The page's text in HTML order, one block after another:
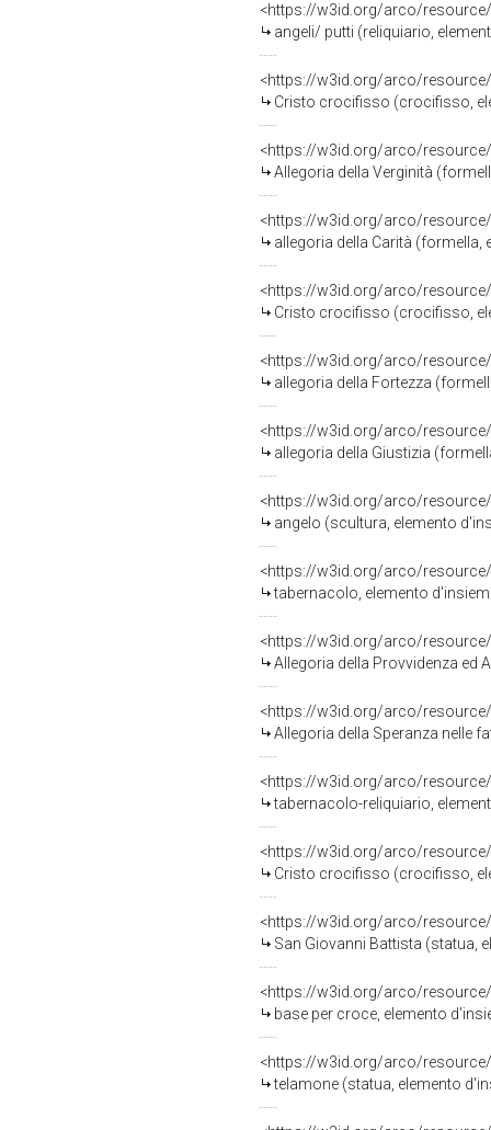
<https://w3id.org/arco/
angeli/ putti (reliquiario,
<https://w3id.org/arco/
Cristo crocifisso (crocifisso,
<https://w3id.org/arco/
Allegoria della Verginità
<https://w3id.org/arco/
allegoria della Carità (formella,
<https://w3id.org/arco/
Cristo crocifisso (crocifisso,
<https://w3id.org/arco/
allegoria della Fortezza
<https://w3id.org/arco/
allegoria della Giustizia
<https://w3id.org/arco/
angelo (scultura, elemento
<https://w3id.org/arco/
tabernacolo, elemento
<https://w3id.org/arco/
Allegoria della Provvidenza ed
<https://w3id.org/arco/
Allegoria della Speranza nelle
<https://w3id.org/arco/
tabernacolo-reliquiario,
<https://w3id.org/arco/
Cristo crocifisso (crocifisso,
<https://w3id.org/arco/
San Giovanni Battista (statua,
<https://w3id.org/arco/
base per croce, elemento
<https://w3id.org/arco/
telamone (statua, elemento